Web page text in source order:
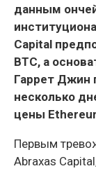
данным
Capital
BTC, а
Гаррет Джин
несколько
цены
Первым
Abraxas